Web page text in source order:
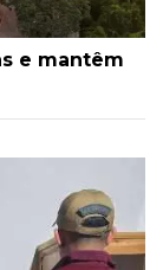
e mantêm